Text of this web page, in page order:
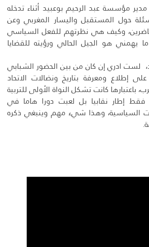
مؤسسة عبد الرحيم بوعبيد أثناء تدخله
حول المستقبل واليسار المغربي وعن
وكيف هي نظرتهم للفعل السياسي
يهمني هو الجيل الحالي ورؤيته للقضايا
لست ادري إن كان من بين الحضور الشبابي
إطلاع ومعرفة بتاريخ ونضالات الاتحاد
باعتبارها كانت تشكل النواة الأولى للتربية
إطار نقابيا بل لعبت دورا هاما في
السياسية، وهذا شيء مهم وينبغي ذكره